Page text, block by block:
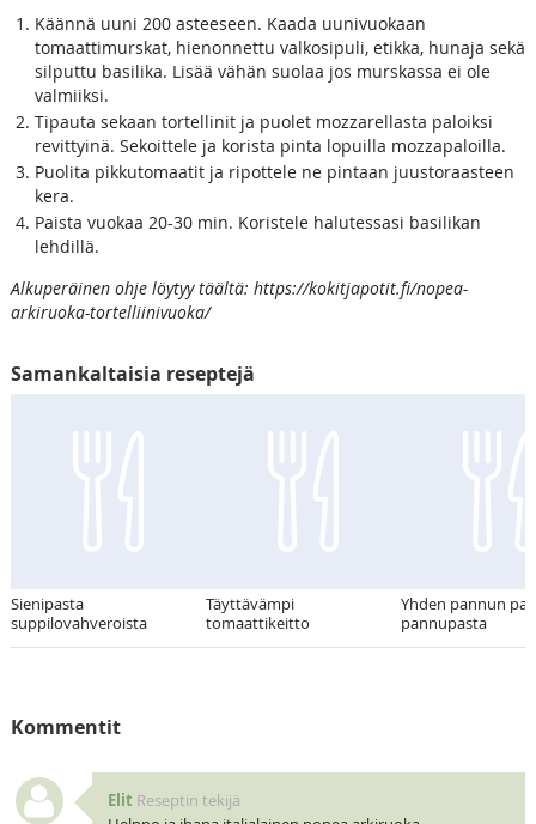
Käännä uuni 200 asteeseen. Kaada uunivuokaan
tomaattimurskat, hienonnettu valkosipuli, etikka, hunaja sekä
silputtu basilika. Lisää vähän suolaa jos murskassa ei ole
valmiiksi.
Tipauta sekaan tortellinit ja puolet mozzarellasta paloiksi
revittyinä. Sekoittele ja korista pinta lopuilla mozzapaloilla.
Puolita pikkutomaatit ja ripottele ne pintaan juustoraasteen
kera.
Paista vuokaa 20-30 min. Koristele halutessasi basilikan
lehdillä.
Alkuperäinen ohje löytyy täältä: https://kokitjapotit.fi/nopea-
arkiruoka-tortelliinivuoka/
Samankaltaisia reseptejä
Sienipasta
suppilovahveroista
Täyttävämpi
tomaattikeitto
Yhden pannun
pannupasta
Kommentit
Elit Reseptin tekijä